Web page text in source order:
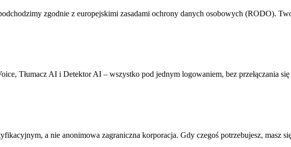
zgodnie z europejskimi zasadami ochrony danych osobowych (RODO).
Tłumacz AI i Detektor AI – wszystko pod jednym logowaniem, bez przełączania się
a nie anonimowa zagraniczna korporacja. Gdy czegoś potrzebujesz, masz